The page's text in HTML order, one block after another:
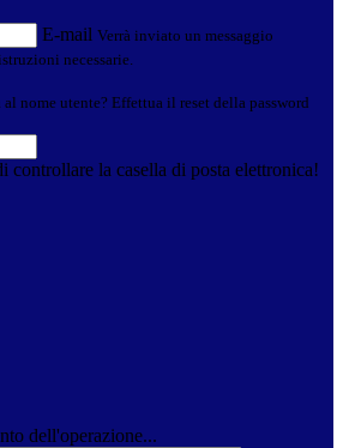
E-mail Verrà inviato un messaggio
necessarie.
nome utente? Effettua il reset della password
controllare la casella di posta elettronica!
dell'operazione...